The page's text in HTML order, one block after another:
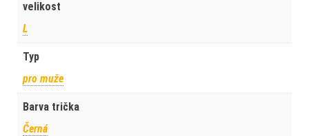
velikost
L
Typ
pro muže
Barva trička
Černá